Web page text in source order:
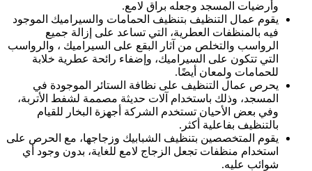
وأرضيات المسجد وجعله براق لامع.
يقوم عمال التنظيف بتنظيف الحمامات والسيراميك الموجود
فيه بالمنظفات العطرية، التي تساعد على إزالة جميع
الرواسب والتخلص من آثار البقع على السيراميك ، والرواسب
التي تتكون على السيراميك، وإضفاء رائحة عطرية خلابة
للحمامات ولمعان أيضًا.
يحرص عمال التنظيف على نظافة الستائر الموجودة في
المسجد، وذلك باستخدام آلات حديثة مصممة لشفط الأتربة،
وفي بعض الأحيان تستخدم الشركة أجهزة البخار للقيام
بالتنظيف بفاعلية أكثر.
يقوم المتخصصين بتنظيف الشبابيك وزجاجها، مع الحرص على
استخدام منظفات تجعل الزجاج لامع للغاية، بدون وجود أي
شوائب عليه.